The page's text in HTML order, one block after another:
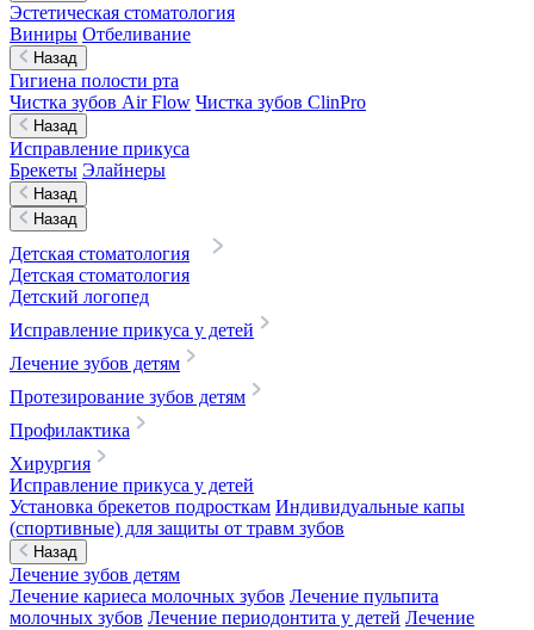
Эстетическая стоматология
Виниры Отбеливание
Назад
Гигиена полости рта
Чистка зубов Air Flow Чистка зубов ClinPro
Назад
Исправление прикуса
Брекеты Элайнеры
Назад
Назад
Детская стоматология
Детская стоматология
Детский логопед
Исправление прикуса у детей
Лечение зубов детям
Протезирование зубов детям
Профилактика
Хирургия
Исправление прикуса у детей
Установка брекетов подросткам Индивидуальные капы
(спортивные) для защиты от травм зубов
Назад
Лечение зубов детям
Лечение кариеса молочных зубов Лечение пульпита
молочных зубов Лечение периодонтита у детей Лечение